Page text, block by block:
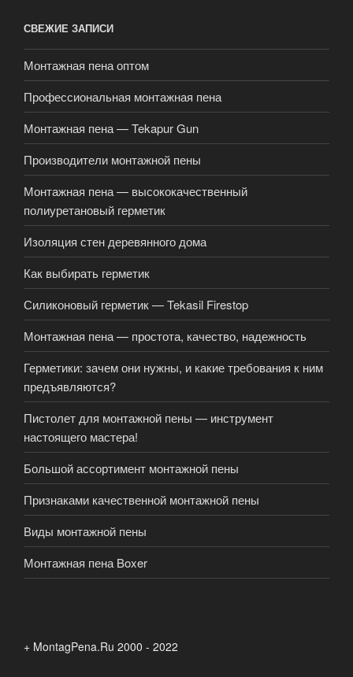
СВЕЖИЕ ЗАПИСИ
Монтажная пена оптом
Профессиональная монтажная пена
Монтажная пена — Tekapur Gun
Производители монтажной пены
Монтажная пена — высококачественный
полиуретановый герметик
Изоляция стен деревянного дома
Как выбирать герметик
Силиконовый герметик — Tekasil Firestop
Монтажная пена — простота, качество, надежность
Герметики: зачем они нужны, и какие требования к ним
предъявляются?
Пистолет для монтажной пены — инструмент
настоящего мастера!
Большой ассортимент монтажной пены
Признаками качественной монтажной пены
Виды монтажной пены
Монтажная пена Boxer
+ MontagPena.Ru 2000 - 2022